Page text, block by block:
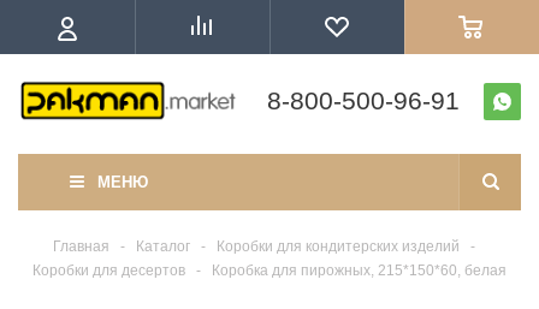
8-800-500-96-91
МЕНЮ
Главная - Каталог - Коробки для кондитерских изделий
-
Коробки для десертов
- Коробка для пирожных, 215*150*60, белая